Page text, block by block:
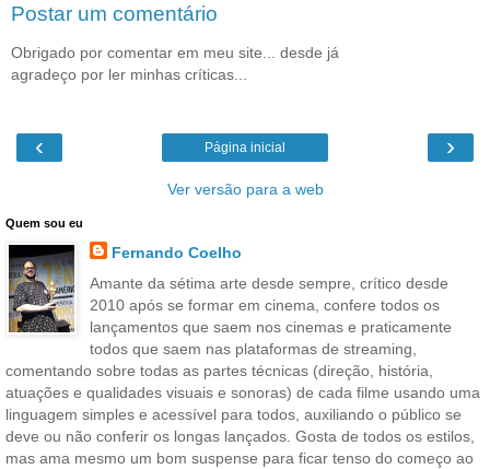
Postar um comentário
Obrigado por comentar em meu site... desde já
agradeço por ler minhas críticas...
‹ ›
Página inicial
Ver versão para a web
Quem sou eu
Fernando Coelho
Amante da sétima arte desde sempre, crítico desde
2010 após se formar em cinema, confere todos os
lançamentos que saem nos cinemas e praticamente
todos que saem nas plataformas de streaming,
comentando sobre todas as partes técnicas (direção, história,
atuações e qualidades visuais e sonoras) de cada filme usando uma
linguagem simples e acessível para todos, auxiliando o público se
deve ou não conferir os longas lançados. Gosta de todos os estilos,
mas ama mesmo um bom suspense para ficar tenso do começo ao